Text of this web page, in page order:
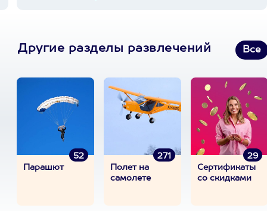
Другие разделы развлечений Все
52
Парашют
271
Полет на
самолете
29
Сертификаты
со скидками